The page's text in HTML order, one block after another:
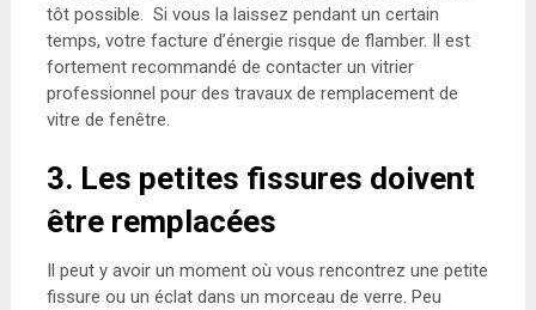
tôt possible. Si vous la laissez pendant un certain
temps, votre facture d’énergie risque de flamber. Il est
fortement recommandé de contacter un vitrier
professionnel pour des travaux de remplacement de
vitre de fenêtre.
3. Les petites fissures doivent
être remplacées
Il peut y avoir un moment où vous rencontrez une petite
fissure ou un éclat dans un morceau de verre. Peu